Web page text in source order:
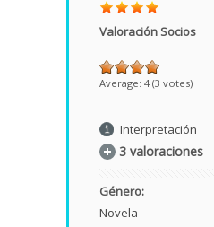
Valoración Socios
Average: 4 (3 votes)
Interpretación
3 valoraciones
Género:
Novela